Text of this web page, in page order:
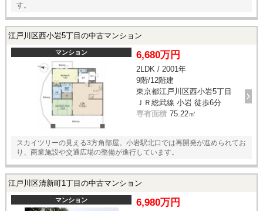
す。
江戸川区西小岩5丁目の中古マンション
マンション 6,680万円
2LDK / 2001年
9階/12階建
東京都江戸川区西小岩5丁目
ＪＲ総武線 小岩 徒歩6分
専有面積 75.22㎡
スカイツリーの見える3方角部屋。小岩駅北口では再開発が進められてお
り、商業施設や交通広場の整備が進行しています。
江戸川区清新町1丁目の中古マンション
マンション 6,980万円